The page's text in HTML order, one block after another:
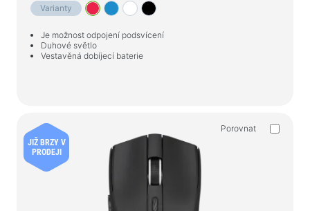
Držáky
Nabíjecí zařízení v autech
Web-kamery
Web-kamery
Batohy, tašky, držáky, další doplňky
Varianty
Je možnost odpojení podsvícení
Duhové světlo
Vestavěná dobíjecí baterie
JIŽ BRZY V
PRODEJI
Porovnat